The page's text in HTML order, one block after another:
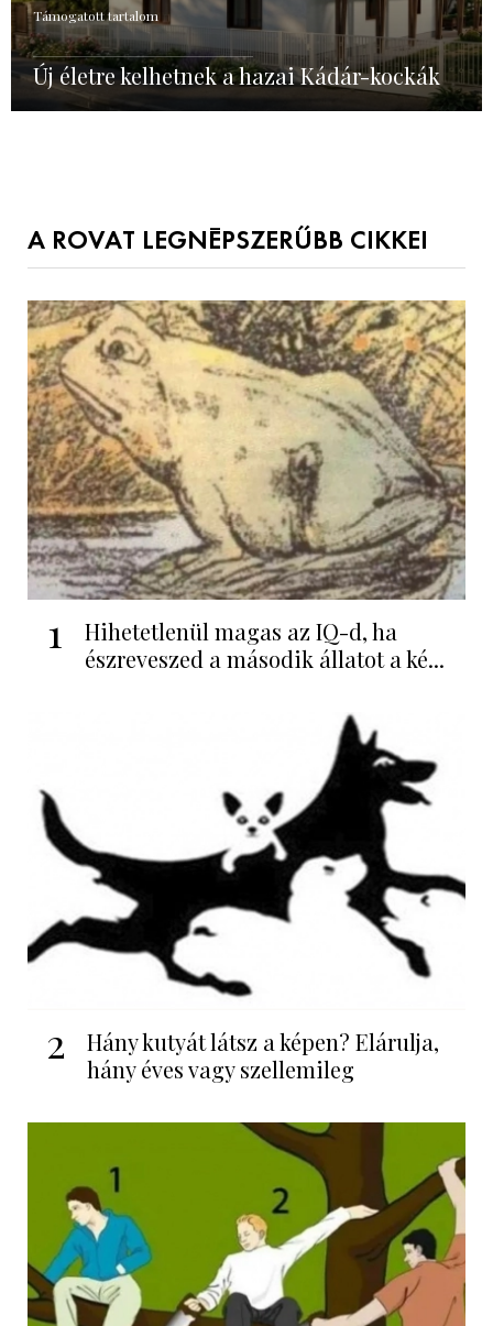
Támogatott tartalom
Új életre kelhetnek a hazai Kádár-kockák
A ROVAT LEGNÉPSZERŰBB CIKKEI
1
Hihetetlenül magas az IQ-d, ha
észreveszed a második állatot a ké...
2
Hány kutyát látsz a képen? Elárulja,
hány éves vagy szellemileg